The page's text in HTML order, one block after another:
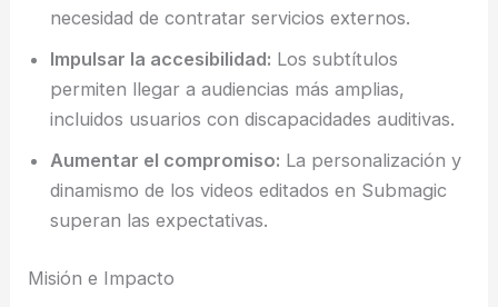
necesidad de contratar servicios externos.
Impulsar la accesibilidad: Los subtítulos
permiten llegar a audiencias más amplias,
incluidos usuarios con discapacidades auditivas.
Aumentar el compromiso: La personalización y
dinamismo de los videos editados en Submagic
superan las expectativas.
Misión e Impacto